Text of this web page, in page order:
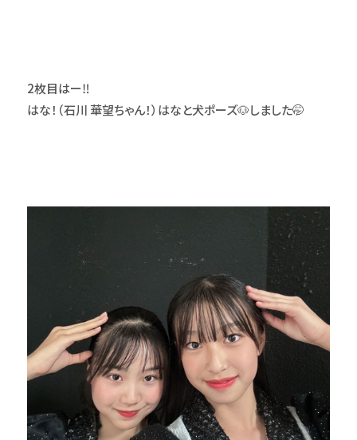
2枚目はー‼️
はな！（石川 華望ちゃん！）はなと犬ポーズ🐶しました🤭